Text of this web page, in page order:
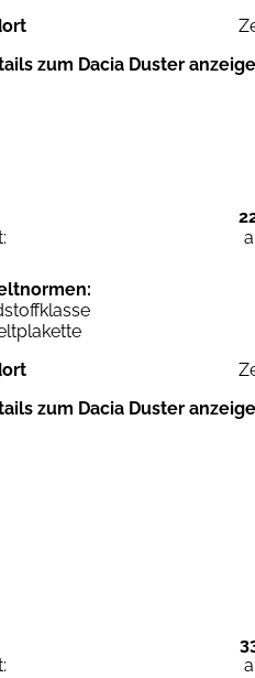
zum Dacia Duster
zum Dacia Duster